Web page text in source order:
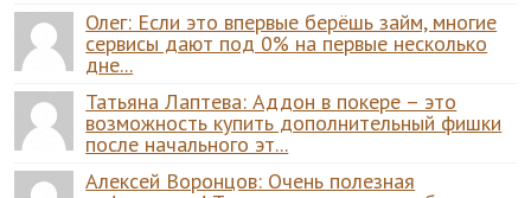
Олег: Если это впервые берёшь займ, многие
сервисы дают под 0% на первые несколько
дне...
Татьяна Лаптева: Аддон в покере – это
возможность купить дополнительный фишки
после начального эт...
Алексей Воронцов: Очень полезная